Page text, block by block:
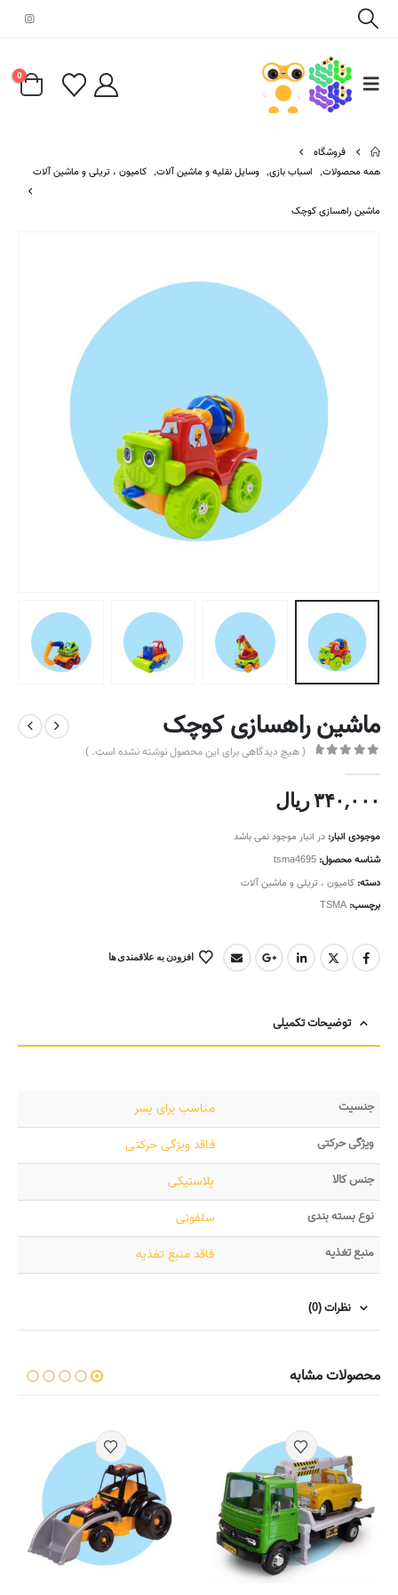
0
فروشگاه
همه محصولات, اسباب بازی, وسایل نقلیه و ماشین آلات, کامیون ، تریلی و ماشین آلات
ماشین راهسازی کوچک
ماشین راهسازی کوچک
( هیچ دیدگاهی برای این محصول نوشته نشده است. )
۳۴۰,۰۰۰ریال
موجودی انبار: در انبار موجود نمی باشد
شناسه محصول: tsma4695
دسته: کامیون ، تریلی و ماشین آلات
برچسب: TSMA
افزودن به علاقمندی ها
توضیحات تکمیلی
جنسیت مناسب برای پسر
ویژگی حرکتی فاقد ویژگی حرکتی
جنس کالا پلاستیکی
نوع بسته بندی سلفونی
منبع تغذیه فاقد منبع تغذیه
نظرات (0)
محصولات مشابه